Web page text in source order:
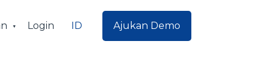
Login ID Ajukan Demo